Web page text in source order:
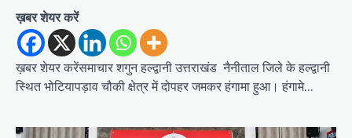
ख़बर शेयर करें
ख़बर शेयर करेंसमाचार शगुन हल्द्वानी उत्तराखंड नैनीताल जिले के हल्द्वानी
स्थित भोटियापड़ाव चौकी क्षेत्र में दोपहर जमकर हंगामा हुआ। हंगामे…